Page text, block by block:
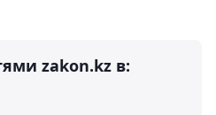
zakon.kz в: